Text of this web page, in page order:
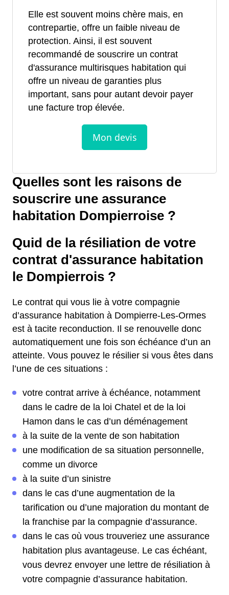
Elle est souvent moins chère mais, en
contrepartie, offre un faible niveau de
protection. Ainsi, il est souvent
recommandé de souscrire un contrat
d'assurance multirisques habitation qui
offre un niveau de garanties plus
important, sans pour autant devoir payer
une facture trop élevée.
Quelles sont les raisons de
souscrire une assurance
habitation Dompierroise ?
Quid de la résiliation de votre
contrat d'assurance habitation
le Dompierrois ?
Le contrat qui vous lie à votre compagnie
d’assurance habitation à Dompierre-Les-Ormes
est à tacite reconduction. Il se renouvelle donc
automatiquement une fois son échéance d’un an
atteinte. Vous pouvez le résilier si vous êtes dans
l’une de ces situations :
votre contrat arrive à échéance, notamment
dans le cadre de la loi Chatel et de la loi
Hamon dans le cas d’un déménagement
à la suite de la vente de son habitation
une modification de sa situation personnelle,
comme un divorce
à la suite d’un sinistre
dans le cas d’une augmentation de la
tarification ou d’une majoration du montant de
la franchise par la compagnie d’assurance.
dans le cas où vous trouveriez une assurance
habitation plus avantageuse. Le cas échéant,
vous devrez envoyer une lettre de résiliation à
votre compagnie d’assurance habitation.